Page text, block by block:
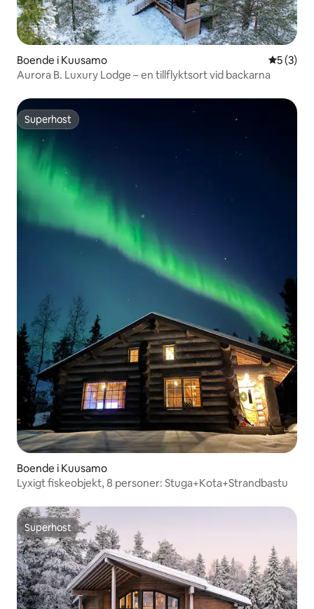
Boende i Kuusamo 5 av 5 i
5 (3)
Aurora B. Luxury Lodge – en tillflyktsort vid backarna
Superhost
Superhost
Boende i Kuusamo
Lyxigt fiskeobjekt, 8 personer: Stuga+Kota+Strandbastu
Superhost
Superhost